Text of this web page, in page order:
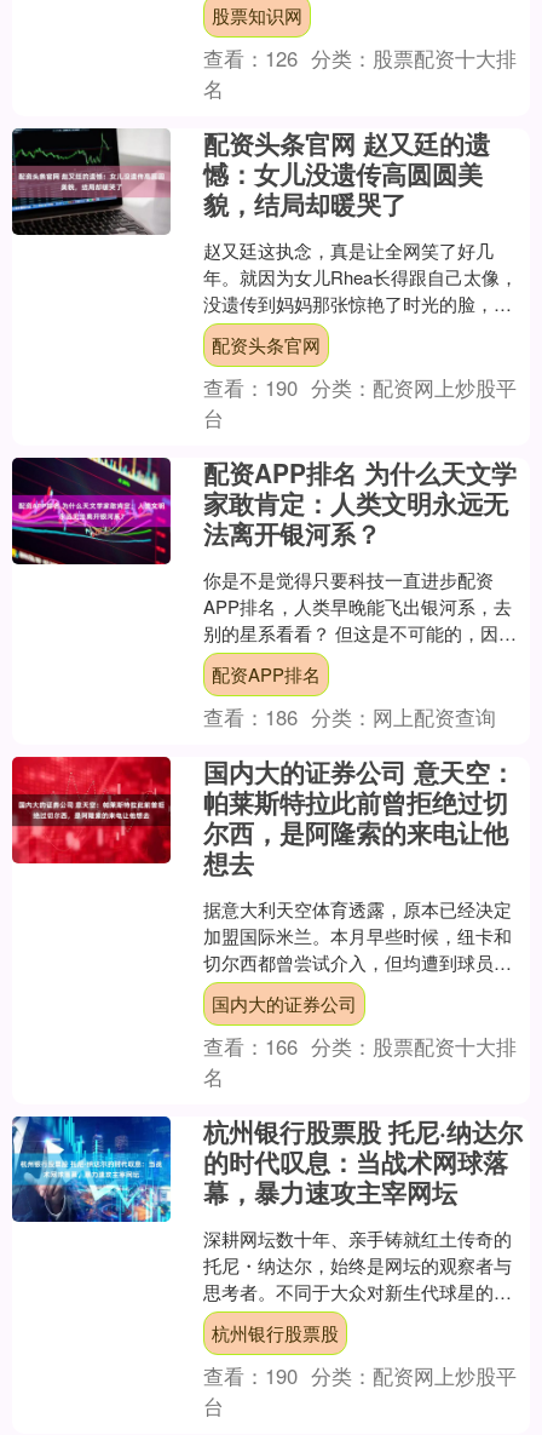
是网友把他尘封多年的....
股票知识网
查看： 126 分类： 股票配资十大排
名
配资头条官网 赵又廷的遗
憾：女儿没遗传高圆圆美
貌，结局却暖哭了
赵又廷这执念，真是让全网笑了好几
年。就因为女儿Rhea长得跟自己太像，
没遗传到妈妈那张惊艳了时光的脸，他
居然在综艺节目里一脸认真地感慨：“为
什么我女儿那么像我？....
配资头条官网
查看： 190 分类： 配资网上炒股平
台
配资APP排名 为什么天文学
家敢肯定：人类文明永远无
法离开银河系？
你是不是觉得只要科技一直进步配资
APP排名，人类早晚能飞出银河系，去
别的星系看看？ 但这是不可能的，因为
困住人类的从来不是技术，是宇宙底层
的物理规则。 2025....
配资APP排名
查看： 186 分类： 网上配资查询
国内大的证券公司 意天空：
帕莱斯特拉此前曾拒绝过切
尔西，是阿隆索的来电让他
想去
据意大利天空体育透露，原本已经决定
加盟国际米兰。本月早些时候，纽卡和
切尔西都曾尝试介入，但均遭到球员拒
绝，因为他此前已经向国米作出承诺。
真正改变局面的，是切尔西....
国内大的证券公司
查看： 166 分类： 股票配资十大排
名
杭州银行股票股 托尼·纳达尔
的时代叹息：当战术网球落
幕，暴力速攻主宰网坛
深耕网坛数十年、亲手铸就红土传奇的
托尼・纳达尔，始终是网坛的观察者与
思考者。不同于大众对新生代球星的追
捧与喝彩，这位传奇教练对当下的网球
时代，始终抱着一份难以认....
杭州银行股票股
查看： 190 分类： 配资网上炒股平
台